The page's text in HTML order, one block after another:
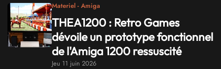
Materiel - Amiga
THEA1200 : Retro Games
dévoile un prototype fonctionnel
de l'Amiga 1200 ressuscité
Jeu 11 juin 2026